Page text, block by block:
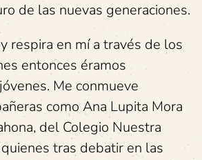
de las nuevas generaciones.
respira en mí a través de los
entonces éramos
Me conmueve
como Ana Lupita Mora
del Colegio Nuestra
tras debatir en las